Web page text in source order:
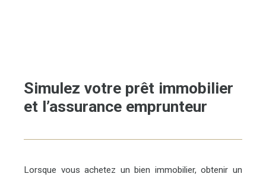
Simulez votre prêt immobilier
et l’assurance emprunteur
Lorsque vous achetez un bien immobilier, obtenir un